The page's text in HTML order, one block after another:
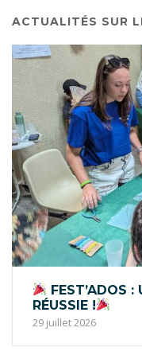
ACTUALITÉS SUR
FEST’ADOS :
RÉUSSIE !
29 juillet 2026